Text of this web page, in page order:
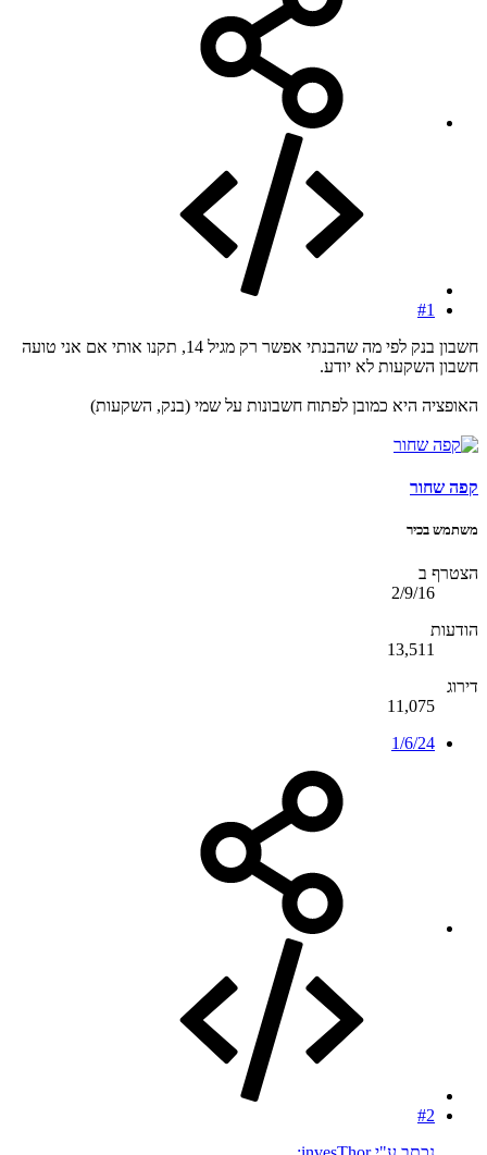
#1
חשבון בנק לפי מה שהבנתי אפשר רק מגיל 14, תקנו אותי אם אני טועה
חשבון השקעות לא יודע.
האופציה היא כמובן לפתוח חשבונות על שמי (בנק, השקעות)
קפה שחור
משתמש בכיר
הצטרף ב
2/9/16
הודעות
13,511
דירוג
11,075
1/6/24
#2